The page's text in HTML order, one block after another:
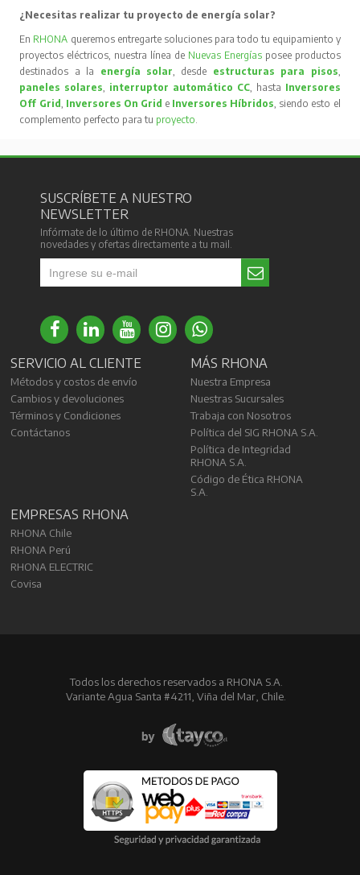
¿Necesitas realizar tu proyecto de energía solar?
En RHONA queremos entregarte soluciones para todo tu equipamiento y
proyectos eléctricos, nuestra línea de Nuevas Energíasposee productos
destinados a la energía solar , desde estructuras para pisos
paneles solares
interruptor automático CC, hasta Inversores
Off Grid Inversores On Grid e Inversores Híbridos , siendo esto el
complemento perfecto para tu proyecto
SUSCRÍBETE A NUESTRO
NEWSLETTER
Infórmate de lo último de RHONA. Nuestras
novedades y ofertas directamente a tu mail.
SERVICIO AL CLIENTE
Métodos y costos de envío
Cambios y devoluciones
Términos y Condiciones
Contáctanos
MÁS RHONA
Nuestra Empresa
Nuestras Sucursales
Trabaja con Nosotros
Política del SIG RHONA S.A.
Política de Integridad
RHONA S.A.
Código de Ética RHONA
S.A.
EMPRESAS RHONA
RHONA Chile
RHONA Perú
RHONA ELECTRIC
Covisa
Todos los derechos reservados a RHONA S.A.
Variante Agua Santa #4211, Viña del Mar, Chile.